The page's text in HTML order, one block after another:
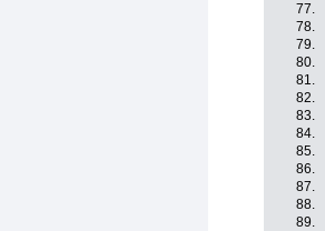
77.
78.
79.
80.
81.
82.
83.
84.
85.
86.
87.
88.
89.